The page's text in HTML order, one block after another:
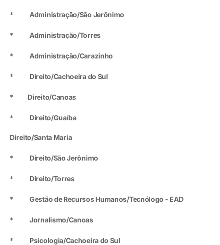
* Administração/São Jerônimo
* Administração/Torres
* Administração/Carazinho
* Direito/Cachoeira do Sul
* Direito/Canoas
* Direito/Guaíba
Direito/Santa Maria
* Direito/São Jerônimo
* Direito/Torres
* Gestão de Recursos Humanos/Tecnólogo - EAD
* Jornalismo/Canoas
* Psicologia/Cachoeira do Sul